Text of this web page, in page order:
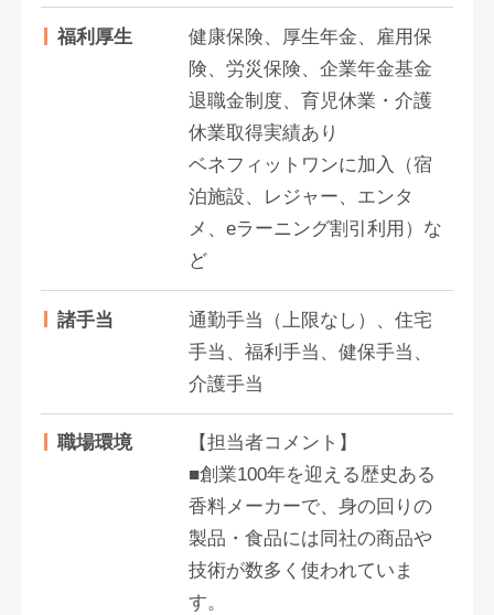
福利厚生
健康保険、厚生年金、雇用保
険、労災保険、企業年金基金
退職金制度、育児休業・介護
休業取得実績あり
ベネフィットワンに加入（宿
泊施設、レジャー、エンタ
メ、eラーニング割引利用）な
ど
諸手当
通勤手当（上限なし）、住宅
手当、福利手当、健保手当、
介護手当
職場環境
【担当者コメント】
■創業100年を迎える歴史ある
香料メーカーで、身の回りの
製品・食品には同社の商品や
技術が数多く使われていま
す。